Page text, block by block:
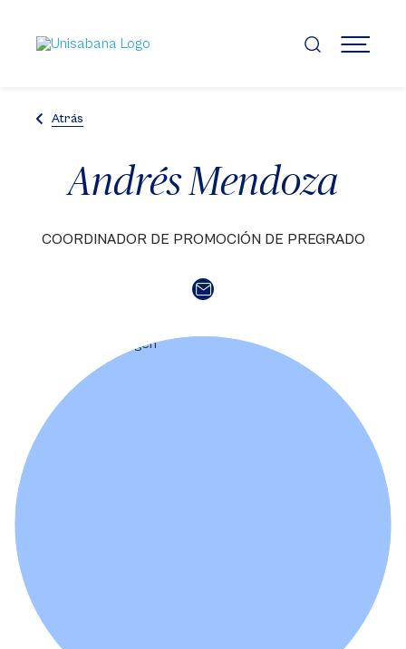
contenido
principal
MENÚ
Atrás
Andrés Mendoza
COORDINADOR DE PROMOCIÓN DE PREGRADO